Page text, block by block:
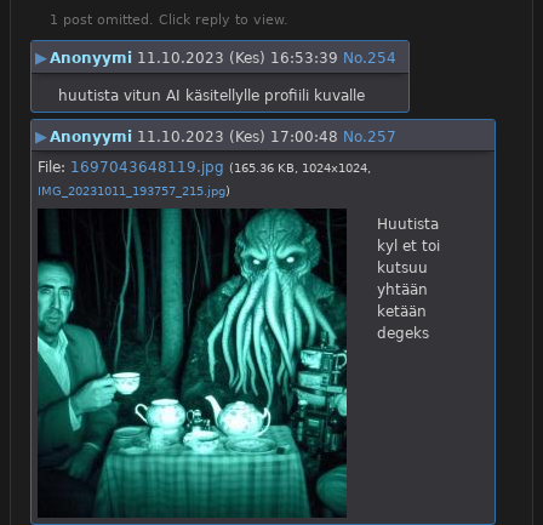
1 post omitted. Click reply to view.
▶Anonyymi 11.10.2023 (Kes) 16:53:39 No.254
huutista vitun AI käsitellylle profiili kuvalle
▶Anonyymi 11.10.2023 (Kes) 17:00:48 No.257
File: 1697043648119.jpg (165.36 KB, 1024x1024,
IMG_20231011_193757_215.jpg)
Huutista
kyl et toi
kutsuu
yhtään
ketään
degeks